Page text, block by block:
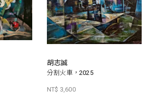
胡志誠
分割火車，2025
NT$ 3,600